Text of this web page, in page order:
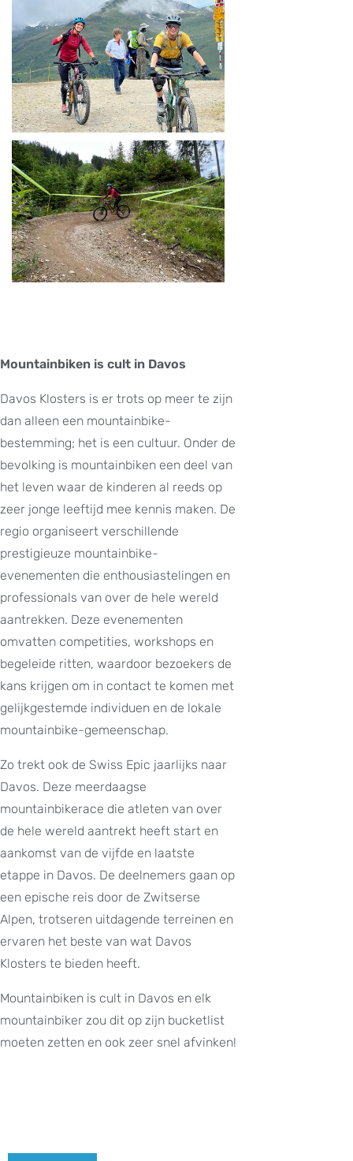
Mountainbiken is cult in Davos
Davos Klosters is er trots op meer te zijn
dan alleen een mountainbike-
bestemming; het is een cultuur. Onder de
bevolking is mountainbiken een deel van
het leven waar de kinderen al reeds op
zeer jonge leeftijd mee kennis maken. De
regio organiseert verschillende
prestigieuze mountainbike-
evenementen die enthousiastelingen en
professionals van over de hele wereld
aantrekken. Deze evenementen
omvatten competities, workshops en
begeleide ritten, waardoor bezoekers de
kans krijgen om in contact te komen met
gelijkgestemde individuen en de lokale
mountainbike-gemeenschap.
Zo trekt ook de Swiss Epic jaarlijks naar
Davos. Deze meerdaagse
mountainbikerace die atleten van over
de hele wereld aantrekt heeft start en
aankomst van de vijfde en laatste
etappe in Davos. De deelnemers gaan op
een epische reis door de Zwitserse
Alpen, trotseren uitdagende terreinen en
ervaren het beste van wat Davos
Klosters te bieden heeft.
Mountainbiken is cult in Davos en elk
mountainbiker zou dit op zijn bucketlist
moeten zetten en ook zeer snel afvinken!